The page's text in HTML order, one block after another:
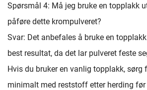
Spørsmål 4: Må jeg bruke en topplakk
påføre dette krompulveret?
Svar: Det anbefales å bruke en
best resultat, da det lar pulveret feste
Hvis du bruker en vanlig topplakk, sørg
minimalt med reststoff etter herding